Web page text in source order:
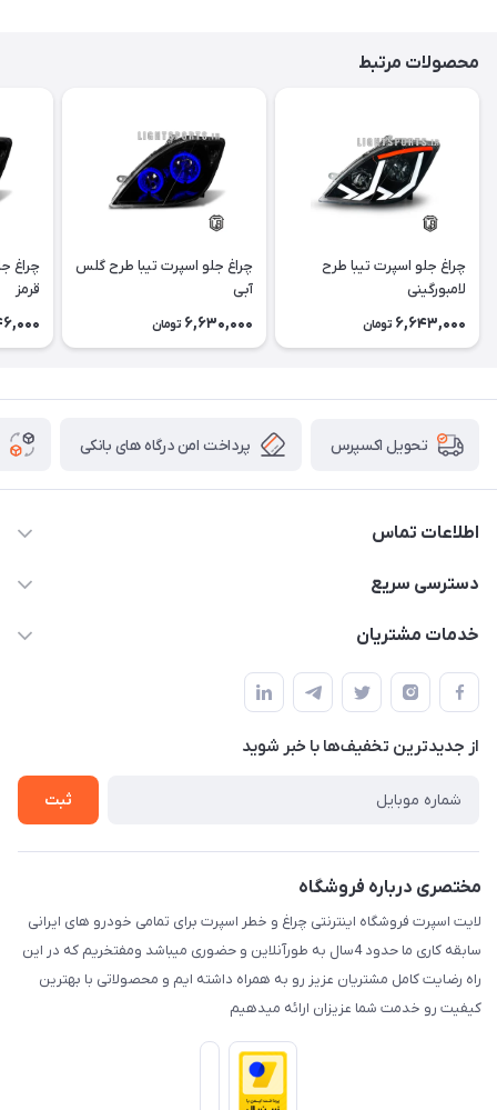
محصولات مرتبط
چراغ جلو اسپرت تیبا طرح
لامبورگینی
6,643,000 تومان
چراغ جلو اسپرت تیبا طرح گلس
آبی
6,630,000 تومان
چراغ
قرمز
تحویل اکسپرس پرداخت امن درگاه های بانکی
اطلاعات تماس
09012926386
دسترسی سریع
حساب کاربری
لیست محصولات
درباره ما
خدمات مشتریان
قوانین و مقررات
حریم خصوصی
راهنما
از جدید‌ترین تخفیف‌ها با‌ خبر شوید
ثبت
مختصری درباره فروشگاه
لایت اسپرت فروشگاه اینترنتی چراغ و خطر اسپرت برای تمامی خودرو های ایرانی
سابقه کاری ما حدود 4سال به طورآنلاین و حضوری میباشد ومفتخریم که در این
راه رضایت کامل مشتریان عزیز رو به همراه داشته ایم و محصولاتی با بهترین
کیفیت رو خدمت شما عزیزان ارائه میدهیم